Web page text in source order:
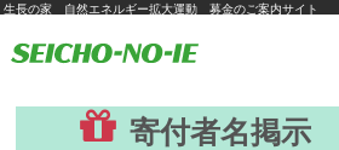
生長の家 自然エネルギー拡大運動 募金のご案内サイト
寄付者名掲示